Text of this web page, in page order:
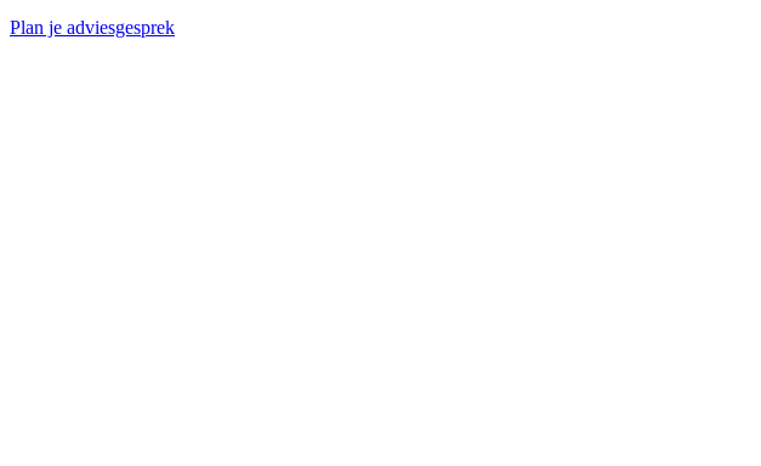
Plan je adviesgesprek